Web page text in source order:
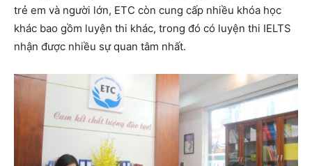
trẻ em và người lớn, ETC còn cung cấp nhiều khóa học
khác bao gồm luyện thi khác, trong đó có luyện thi IELTS
nhận được nhiều sự quan tâm nhất.